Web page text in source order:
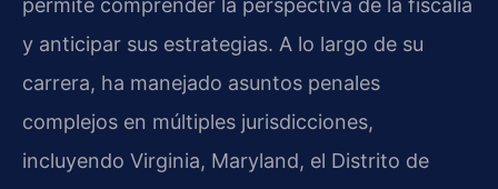
permite comprender la perspectiva de la fiscalía
y anticipar sus estrategias. A lo largo de su
carrera, ha manejado asuntos penales
complejos en múltiples jurisdicciones,
incluyendo Virginia, Maryland, el Distrito de